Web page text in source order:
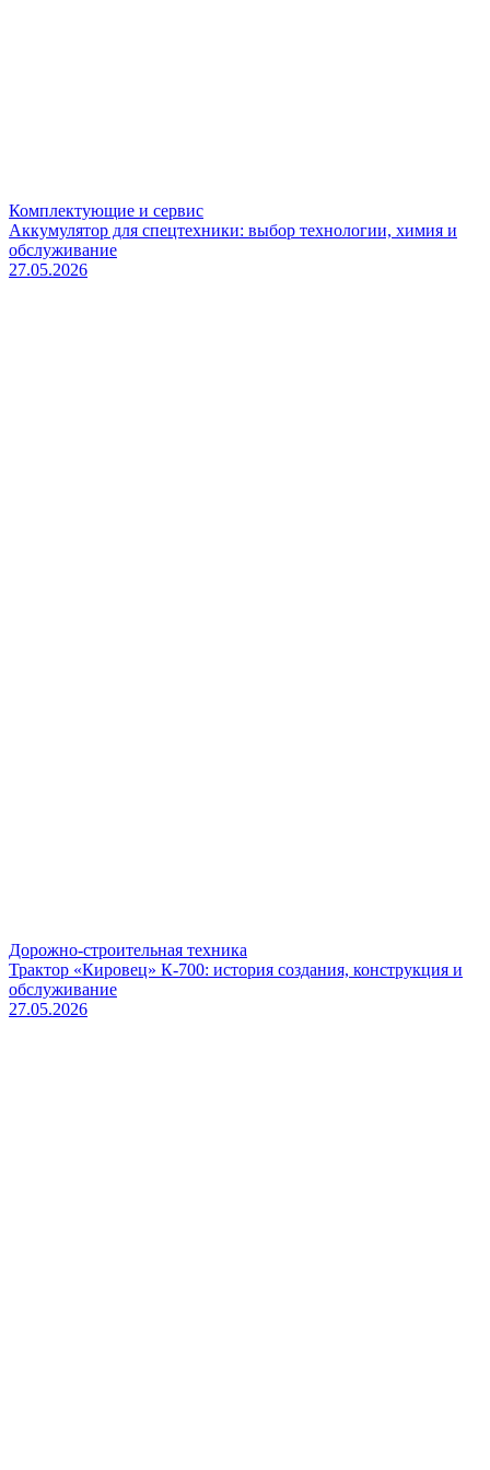
Комплектующие и сервис
Аккумулятор для спецтехники: выбор технологии, химия и
обслуживание
27.05.2026
Дорожно-строительная техника
Трактор «Кировец» К-700: история создания, конструкция и
обслуживание
27.05.2026